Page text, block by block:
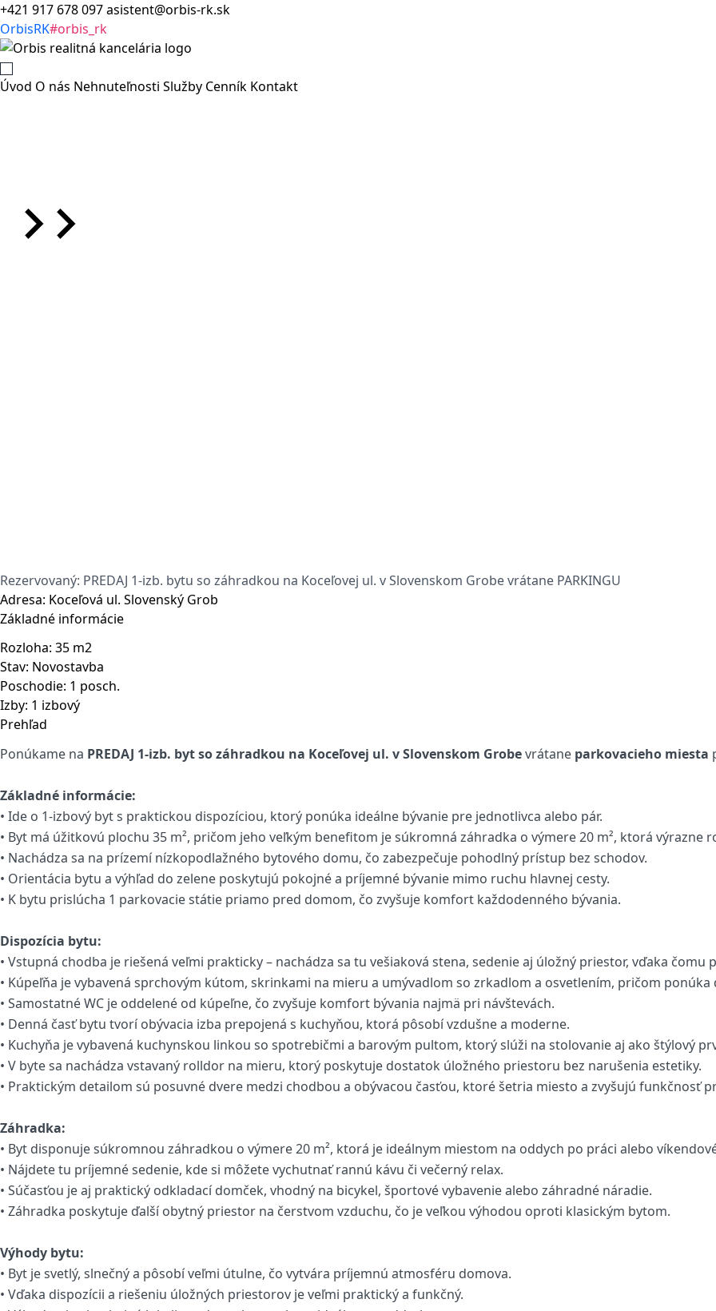
+421 917 678 097asistent@orbis-rk.sk
OrbisRK#orbis_rk
Úvod O nás Nehnuteľnosti Služby Cenník Kontakt
Rezervovaný: PREDAJ 1-izb. bytu so záhradkou na Koceľovej ul. v Slovenskom Grobe vrátane PARKINGU
Adresa: Koceľová ul. Slovenský Grob
Základné informácie
Rozloha: 35 m2
Stav: Novostavba
Poschodie: 1 posch.
Izby: 1 izbový
Prehľad
Ponúkame na PREDAJ 1-izb. byt so záhradkou na Koceľovej ul. v Slovenskom Grobevrátane parkovacieho miesta
Základné informácie:
• Ide o 1-izbový byt s praktickou dispozíciou, ktorý ponúka ideálne bývanie pre jednotlivca alebo pár.
• Byt má úžitkovú plochu 35 m², pričom jeho veľkým benefitom je súkromná záhradka o výmere 20 m², ktorá výrazne
• Nachádza sa na prízemí nízkopodlažného bytového domu, čo zabezpečuje pohodlný prístup bez schodov.
• Orientácia bytu a výhľad do zelene poskytujú pokojné a príjemné bývanie mimo ruchu hlavnej cesty.
• K bytu prislúcha 1 parkovacie státie priamo pred domom, čo zvyšuje komfort každodenného bývania.
Dispozícia bytu:
• Vstupná chodba je riešená veľmi prakticky – nachádza sa tu vešiaková stena, sedenie aj úložný priestor, vďaka
• Kúpeľňa je vybavená sprchovým kútom, skrinkami na mieru a umývadlom so zrkadlom a osvetlením, pričom
• Samostatné WC je oddelené od kúpeľne, čo zvyšuje komfort bývania najmä pri návštevách.
• Denná časť bytu tvorí obývacia izba prepojená s kuchyňou, ktorá pôsobí vzdušne a moderne.
• Kuchyňa je vybavená kuchynskou linkou so spotrebičmi a barovým pultom, ktorý slúži na stolovanie aj ako štýlový
• V byte sa nachádza vstavaný rolldor na mieru, ktorý poskytuje dostatok úložného priestoru bez narušenia estetiky.
• Praktickým detailom sú posuvné dvere medzi chodbou a obývacou časťou, ktoré šetria miesto a zvyšujú funkčnosť
Záhradka:
• Byt disponuje súkromnou záhradkou o výmere 20 m², ktorá je ideálnym miestom na oddych po práci alebo
• Nájdete tu príjemné sedenie, kde si môžete vychutnať rannú kávu či večerný relax.
• Súčasťou je aj praktický odkladací domček, vhodný na bicykel, športové vybavenie alebo záhradné náradie.
• Záhradka poskytuje ďalší obytný priestor na čerstvom vzduchu, čo je veľkou výhodou oproti klasickým bytom.
Výhody bytu:
• Byt je svetlý, slnečný a pôsobí veľmi útulne, čo vytvára príjemnú atmosféru domova.
• Vďaka dispozícii a riešeniu úložných priestorov je veľmi praktický a funkčný.